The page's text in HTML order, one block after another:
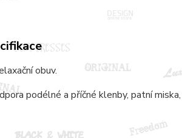
obuv.
podélné a příčné klenby, patní